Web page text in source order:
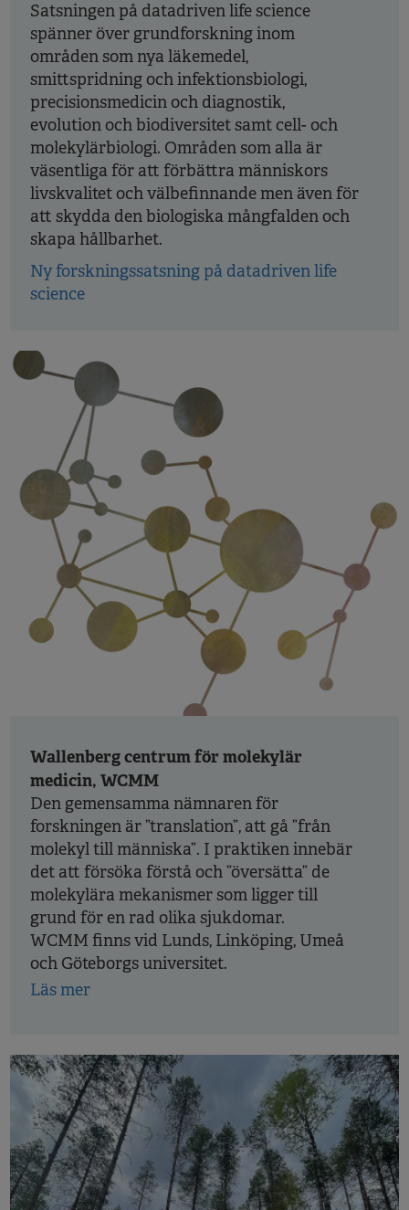
Satsningen på datadriven life science
spänner över grundforskning inom
områden som nya läkemedel,
smittspridning och infektionsbiologi,
precisionsmedicin och diagnostik,
evolution och biodiversitet samt cell- och
molekylärbiologi. Områden som alla är
väsentliga för att förbättra människors
livskvalitet och välbefinnande men även för
att skydda den biologiska mångfalden och
skapa hållbarhet.
Ny forskningssatsning på datadriven life
science
Wallenberg centrum för molekylär
medicin, WCMM
Den gemensamma nämnaren för
forskningen är ”translation”, att gå ”från
molekyl till människa”. I praktiken innebär
det att försöka förstå och ”översätta” de
molekylära mekanismer som ligger till
grund för en rad olika sjukdomar.
WCMM finns vid Lunds, Linköping, Umeå
och Göteborgs universitet.
Läs mer